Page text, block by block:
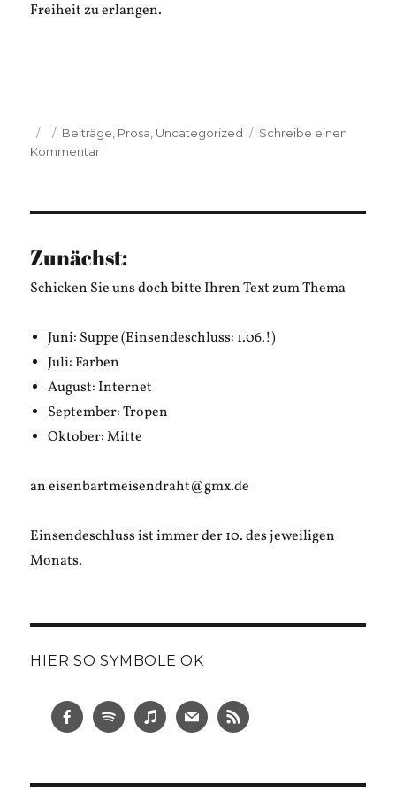
Freiheit zu erlangen.
Veröffentlicht
am
Kategorien
Beiträge Prosa Uncategorized
Schreibe einen
Kommentarzu
Zunächst:
Schicken Sie uns doch bitte Ihren Text zum Thema
Juni: Suppe (Einsendeschluss: 1.06.!)
Juli: Farben
August: Internet
September: Tropen
Oktober: Mitte
an eisenbartmeisendraht@gmx.de
Einsendeschluss ist immer der 10. des jeweiligen
Monats.
HIER SO SYMBOLE OK